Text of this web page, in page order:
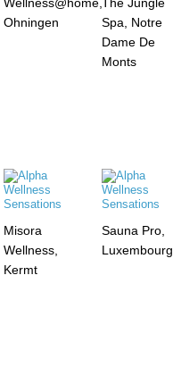
Ohningen
Spa, Notre
Dame De
Monts
Misora
Wellness,
Kermt
Sauna Pro,
Luxembourg